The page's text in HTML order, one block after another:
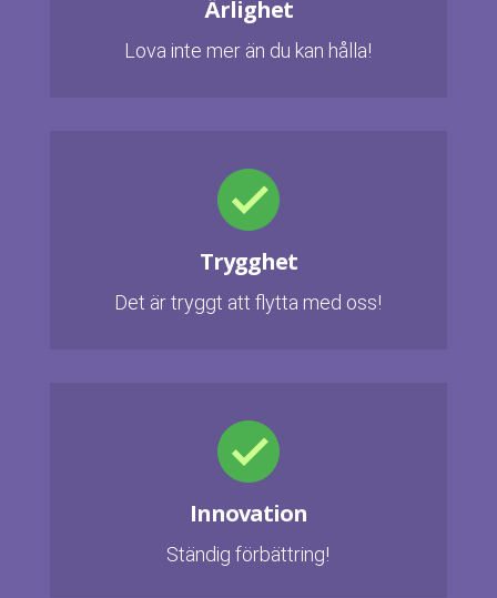
Ärlighet
Lova inte mer än du kan hålla!
Trygghet
Det är tryggt att flytta med oss!
Innovation
Ständig förbättring!